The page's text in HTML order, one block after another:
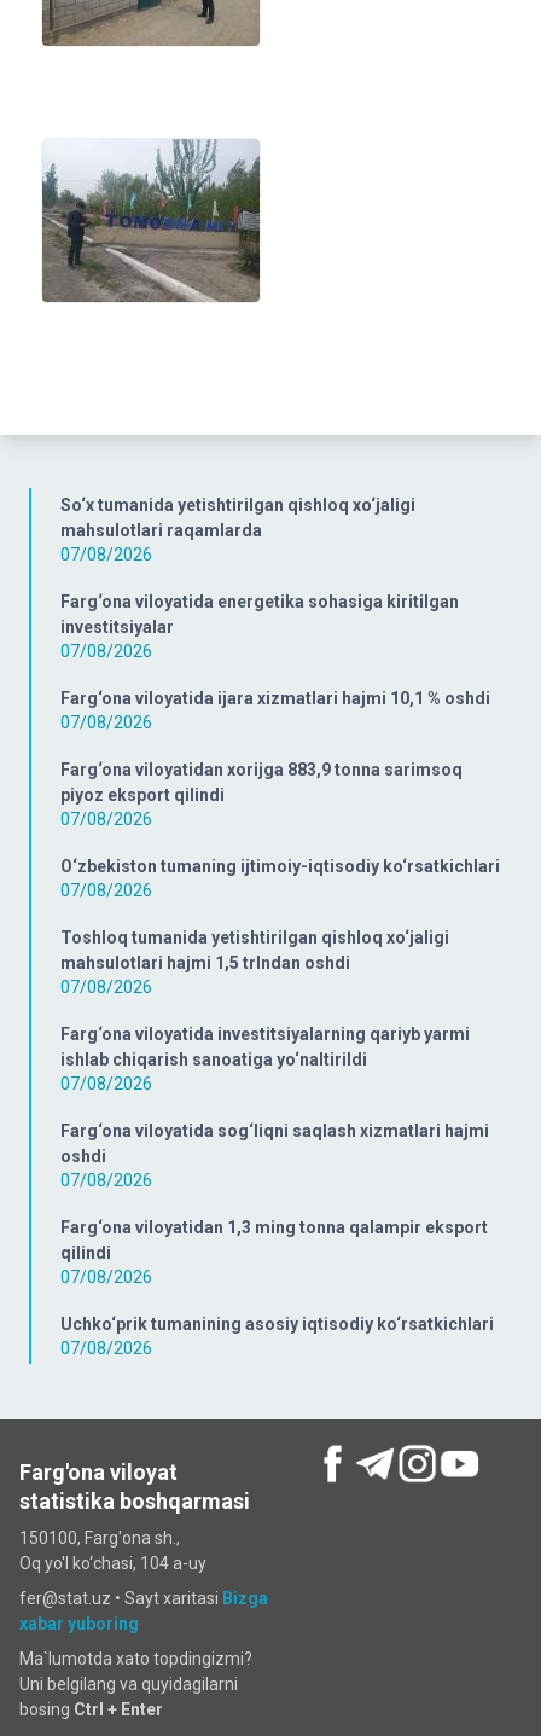
So‘x tumanida yetishtirilgan qishloq xo‘jaligi
mahsulotlari raqamlarda
07/08/2026
Farg‘ona viloyatida energetika sohasiga kiritilgan
investitsiyalar
07/08/2026
Farg‘ona viloyatida ijara xizmatlari hajmi 10,1 % oshdi
07/08/2026
Farg‘ona viloyatidan xorijga 883,9 tonna sarimsoq
piyoz eksport qilindi
07/08/2026
O‘zbekiston tumaning ijtimoiy-iqtisodiy ko‘rsatkichlari
07/08/2026
Toshloq tumanida yetishtirilgan qishloq xo‘jaligi
mahsulotlari hajmi 1,5 trlndan oshdi
07/08/2026
Farg‘ona viloyatida investitsiyalarning qariyb yarmi
ishlab chiqarish sanoatiga yo‘naltirildi
07/08/2026
Farg‘ona viloyatida sog‘liqni saqlash xizmatlari hajmi
oshdi
07/08/2026
Farg‘ona viloyatidan 1,3 ming tonna qalampir eksport
qilindi
07/08/2026
Uchko‘prik tumanining asosiy iqtisodiy ko‘rsatkichlari
07/08/2026
Farg'ona viloyat
statistika boshqarmasi
150100, Farg'ona sh.,
Oq yo'l ko‘chаsi, 104 a-uy
fer@stat.uz • Sayt xaritasi Bizga
xabar yuboring
Ma`lumotda xato topdingizmi?
Uni belgilang va quyidagilarni
bosing Ctrl + Enter